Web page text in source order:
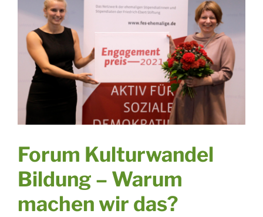
Forum Kulturwandel
Bildung – Warum
machen wir das?